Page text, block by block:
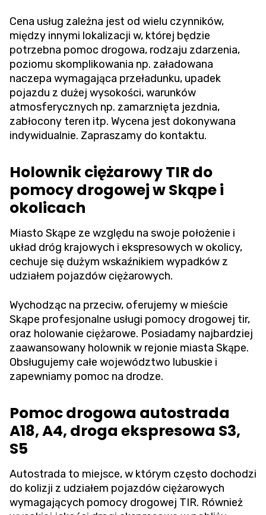
Cena usług zależna jest od wielu czynników,
między innymi lokalizacji w, której będzie
potrzebna pomoc drogowa, rodzaju zdarzenia,
poziomu skomplikowania np. załadowana
naczepa wymagająca przeładunku, upadek
pojazdu z dużej wysokości, warunków
atmosferycznych np. zamarznięta jezdnia,
zabłocony teren itp. Wycena jest dokonywana
indywidualnie. Zapraszamy do kontaktu.
Holownik ciężarowy TIR do
pomocy drogowej w Skąpe i
okolicach
Miasto Skąpe ze względu na swoje położenie i
układ dróg krajowych i ekspresowych w okolicy,
cechuje się dużym wskaźnikiem wypadków z
udziałem pojazdów ciężarowych.
Wychodząc na przeciw, oferujemy w mieście
Skąpe profesjonalne usługi pomocy drogowej tir,
oraz holowanie ciężarowe. Posiadamy najbardziej
zaawansowany holownik w rejonie miasta Skąpe.
Obsługujemy całe województwo lubuskie i
zapewniamy pomoc na drodze.
Pomoc drogowa autostrada
A18, A4, droga ekspresowa S3,
S5
Autostrada to miejsce, w którym często dochodzi
do kolizji z udziałem pojazdów ciężarowych
wymagających pomocy drogowej TIR. Również